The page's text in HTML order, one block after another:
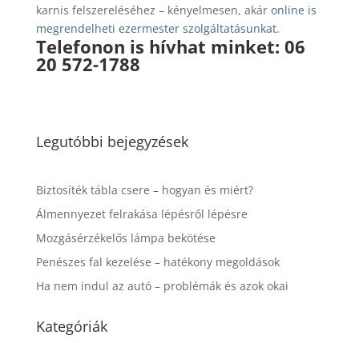
karnis felszereléséhez – kényelmesen, akár online is
megrendelheti ezermester szolgáltatásunkat.
Telefonon is hívhat minket: 06
20 572-1788
Legutóbbi bejegyzések
Biztosíték tábla csere – hogyan és miért?
Álmennyezet felrakása lépésről lépésre
Mozgásérzékelős lámpa bekötése
Penészes fal kezelése – hatékony megoldások
Ha nem indul az autó – problémák és azok okai
Kategóriák